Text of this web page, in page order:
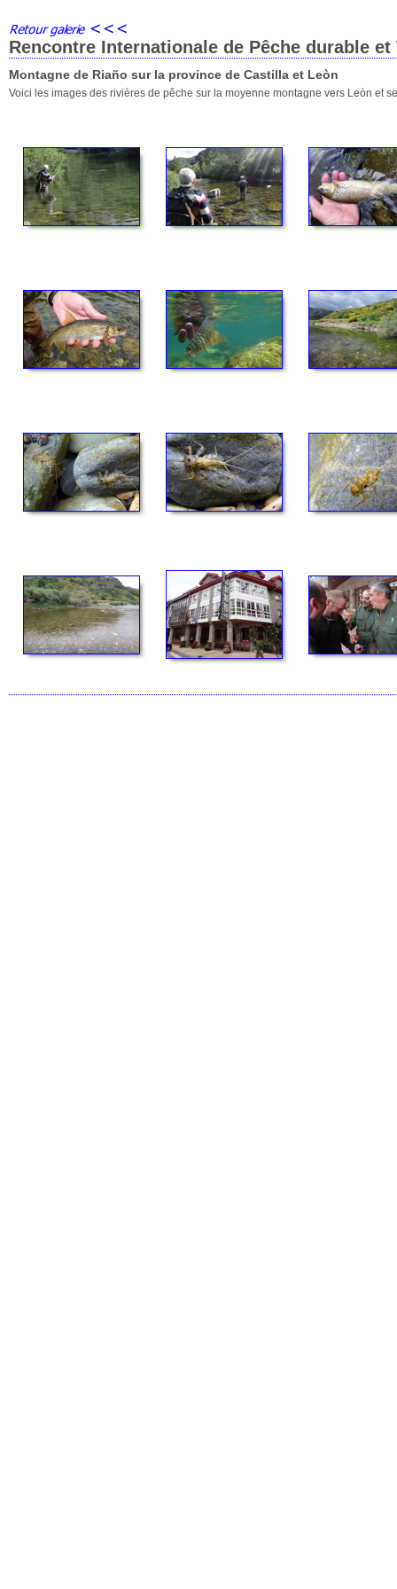
Rencontre Internationale de Pêche durable
Montagne de Riaño sur la province de Castilla et Leòn
Voici les images des rivières de pêche sur la moyenne montagne vers Leòn et